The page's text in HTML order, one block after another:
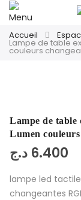
Accueil
Lampe de table
couleurs
Lampe de table
Lumen couleurs
6.400 د.ج
lampe led
changeantes